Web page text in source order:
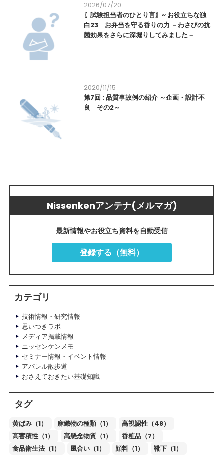
2026/07/20
〖試験担当者のひとり言〗~ お役立ちな独
白23 お弁当を守る香りの力 －わさびの抗
菌効果をさらに深堀りしてみました－
2020/11/15
第7回 : 品質事故例の紹介 ～企画・設計不
良 その2～
Nissenkenアンテナ(メルマガ)
最新情報やお役立ち資料を自動受信
登録する（無料）
カテゴリ
技術情報・研究情報
思いつきラボ
メディア掲載情報
ニッセンケンメモ
セミナー情報・イベント情報
アパレル散歩道
おさえておきたい基礎知識
タグ
黄ばみ（1） 麻織物の種類（1）
高視認性（48）
高蓄積性（1）
高懸念物質（1）
香粧品（7）
食品衛生法（1）
風合い（1） 顔料（1）
靴下（1）